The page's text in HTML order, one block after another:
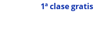
1ª clase gratis